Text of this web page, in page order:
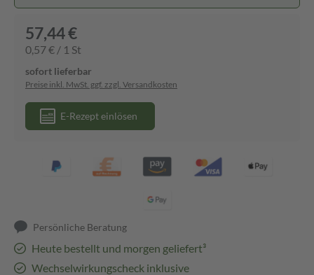
57,44 €
0,57 € / 1 St
sofort lieferbar
Preise inkl. MwSt. ggf. zzgl. Versandkosten
E-Rezept einlösen
Persönliche Beratung
Heute bestellt und morgen geliefert³
Wechselwirkungscheck inklusive